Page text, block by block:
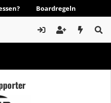
Boardregeln